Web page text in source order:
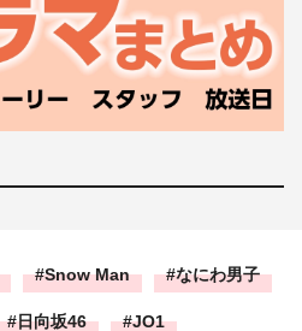
Snow Man なにわ男子
日向坂46 JO1